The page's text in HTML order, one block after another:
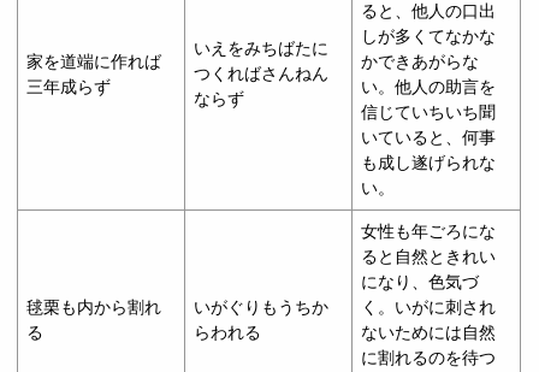
家を道端に作れば
三年成らず
いえをみちばたに
つくればさんねん
ならず
ると、他人の口出
しが多くてなかな
かできあがらな
い。他人の助言を
信じていちいち聞
いていると、何事
も成し遂げられな
い。
毬栗も内から割れ
る
いがぐりもうちか
らわれる
女性も年ごろにな
ると自然ときれい
になり、色気づ
く。いがに刺され
ないためには自然
に割れるのを待つ